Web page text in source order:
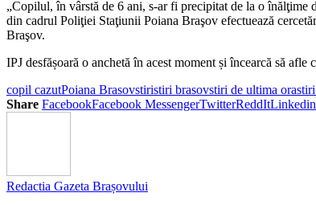
„Copilul, în vârstă de 6 ani, s-ar fi precipitat de la o
din cadrul Poliţiei Staţiunii Poiana Braşov efectuează
Braşov.
IPJ desfășoară o anchetă în acest moment și încearcă să
copil cazutPoiana Brasovstiristiri brasovstiri de ultima ora
Share FacebookFacebook MessengerTwitterReddItLinkedin
Redactia Gazeta Brașovului